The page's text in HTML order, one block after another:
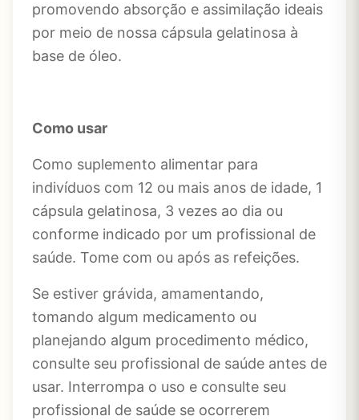
promovendo absorção e assimilação ideais
por meio de nossa cápsula gelatinosa à
base de óleo.
Como usar
Como suplemento alimentar para
indivíduos com 12 ou mais anos de idade, 1
cápsula gelatinosa, 3 vezes ao dia ou
conforme indicado por um profissional de
saúde. Tome com ou após as refeições.
Se estiver grávida, amamentando,
tomando algum medicamento ou
planejando algum procedimento médico,
consulte seu profissional de saúde antes de
usar. Interrompa o uso e consulte seu
profissional de saúde se ocorrerem